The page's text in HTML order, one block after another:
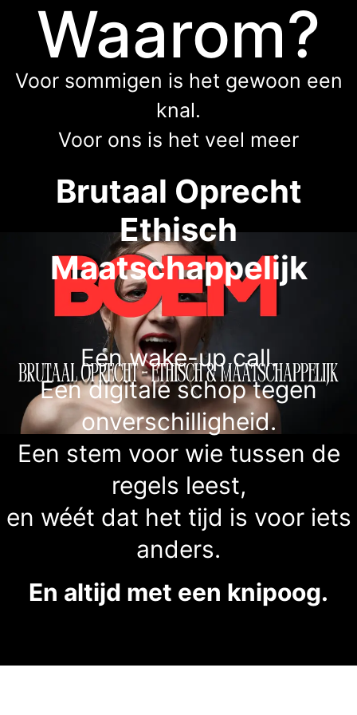
Waarom?
Voor sommigen is het gewoon een
knal.
Voor ons is het veel meer
Brutaal Oprecht
Ethisch
Maatschappelijk
Een wake-up call.
Een digitale schop tegen
onverschilligheid.
Een stem voor wie tussen de
regels leest,
en wéét dat het tijd is voor iets
anders.
En altijd met een knipoog.